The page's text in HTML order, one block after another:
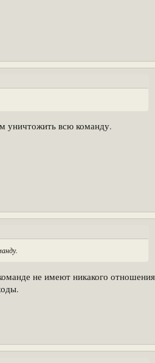
уничтожить всю команду.
не имеют никакого